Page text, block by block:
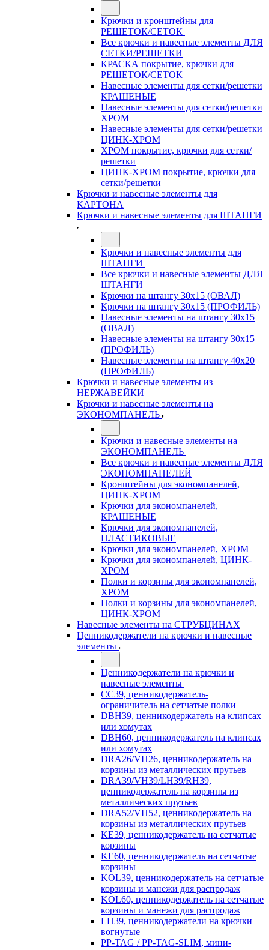
Крючки и кронштейны для
РЕШЕТОК/СЕТОК
Все крючки и навесные элементы ДЛЯ
СЕТКИ/РЕШЕТКИ
КРАСКА покрытие, крючки для
РЕШЕТОК/СЕТОК
Навесные элементы для сетки/решетки
КРАШЕНЫЕ
Навесные элементы для сетки/решетки
ХРОМ
Навесные элементы для сетки/решетки
ЦИНК-ХРОМ
ХРОМ покрытие, крючки для сетки/
решетки
ЦИНК-ХРОМ покрытие, крючки для
сетки/решетки
Крючки и навесные элементы для
КАРТОНА
Крючки и навесные элементы для ШТАНГИ
Крючки и навесные элементы для
ШТАНГИ
Все крючки и навесные элементы ДЛЯ
ШТАНГИ
Крючки на штангу 30х15 (ОВАЛ)
Крючки на штангу 30х15 (ПРОФИЛЬ)
Навесные элементы на штангу 30х15
(ОВАЛ)
Навесные элементы на штангу 30х15
(ПРОФИЛЬ)
Навесные элементы на штангу 40х20
(ПРОФИЛЬ)
Крючки и навесные элементы из
НЕРЖАВЕЙКИ
Крючки и навесные элементы на
ЭКОНОМПАНЕЛЬ
Крючки и навесные элементы на
ЭКОНОМПАНЕЛЬ
Все крючки и навесные элементы ДЛЯ
ЭКОНОМПАНЕЛЕЙ
Кронштейны для экономпанелей,
ЦИНК-ХРОМ
Крючки для экономпанелей,
КРАШЕНЫЕ
Крючки для экономпанелей,
ПЛАСТИКОВЫЕ
Крючки для экономпанелей, ХРОМ
Крючки для экономпанелей, ЦИНК-
ХРОМ
Полки и корзины для экономпанелей,
ХРОМ
Полки и корзины для экономпанелей,
ЦИНК-ХРОМ
Навесные элементы на СТРУБЦИНАХ
Ценникодержатели на крючки и навесные
элементы
Ценникодержатели на крючки и
навесные элементы
CC39, ценникодержатель-
ограничитель на сетчатые полки
DBH39, ценникодержатель на клипсах
или хомутах
DBH60, ценникодержатель на клипсах
или хомутах
DRA26/VH26, ценникодержатель на
корзины из металлических прутьев
DRA39/VH39/LH39/RH39,
ценникодержатель на корзины из
металлических прутьев
DRA52/VH52, ценникодержатель на
корзины из металлических прутьев
KE39, ценникодержатель на сетчатые
корзины
KE60, ценникодержатель на сетчатые
корзины
KOL39, ценникодержатель на сетчатые
корзины и манежи для распродаж
KOL60, ценникодержатель на сетчатые
корзины и манежи для распродаж
LH39, ценникодержатели на крючки
вогнутые
PP-TAG / PP-TAG-SLIM, мини-